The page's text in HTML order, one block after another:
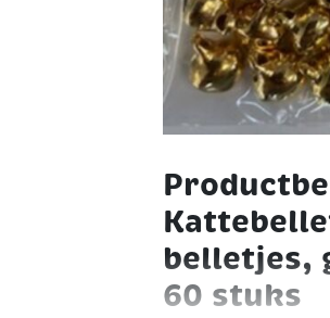
belletjes,
60 stuks